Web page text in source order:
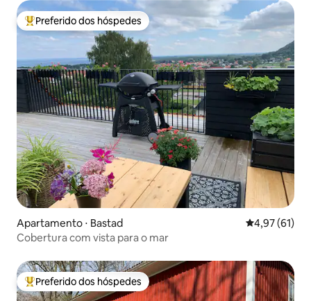
Entre os melhores preferidos dos hóspedes
Preferido dos hóspedes
Apartamento ⋅ Bastad 4,97 de uma
4,97 (61)
Cobertura com vista para o mar
Entre os melhores preferidos dos hóspedes
Preferido dos hóspedes